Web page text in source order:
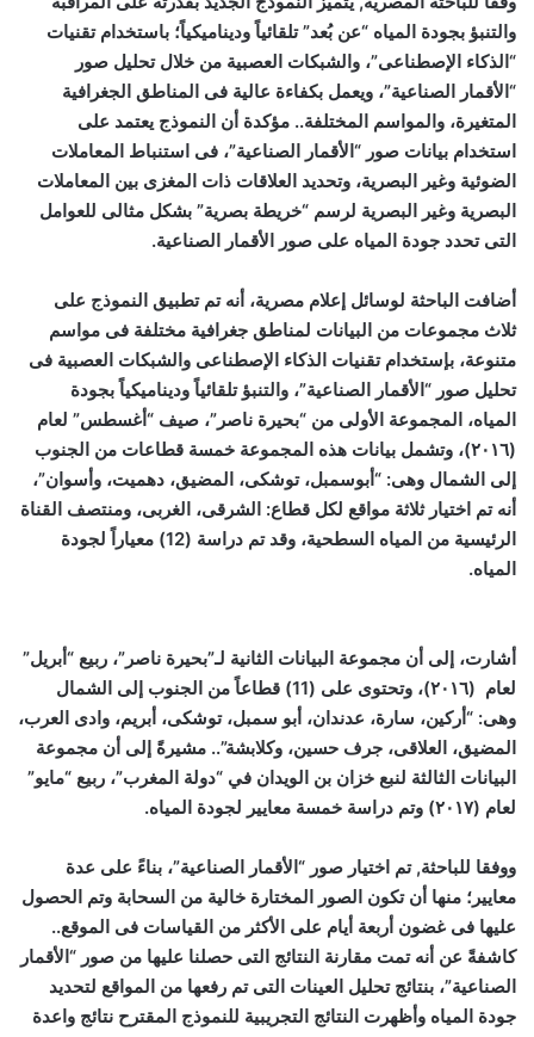
والتنبؤ بجودة المياه “عن بُعد” تلقائياً وديناميكياً؛ باستخدام تقنيات
“الذكاء الإصطناعى”، والشبكات العصبية من خلال تحليل صور
“الأقمار الصناعية”، ويعمل بكفاءة عالية فى المناطق الجغرافية
المتغيرة، والمواسم المختلفة.. مؤكدة أن النموذج يعتمد على
استخدام بيانات صور “الأقمار الصناعية”، فى استنباط المعاملات
الضوئية وغير البصرية، وتحديد العلاقات ذات المغزى بين المعاملات
البصرية وغير البصرية لرسم “خريطة بصرية” بشكل مثالى للعوامل
التى تحدد جودة المياه على صور الأقمار الصناعية.
أضافت الباحثة لوسائل إعلام مصرية، أنه تم تطبيق النموذج على
ثلاث مجموعات من البيانات لمناطق جغرافية مختلفة فى مواسم
متنوعة، بإستخدام تقنيات الذكاء الإصطناعى والشبكات العصبية فى
تحليل صور “الأقمار الصناعية”، والتنبؤ تلقائياً وديناميكياً بجودة
المياه، المجموعة الأولى من “بحيرة ناصر”، صيف “أغسطس” لعام
(٢٠١٦)، وتشمل بيانات هذه المجموعة خمسة قطاعات من الجنوب
إلى الشمال وهى: “أبوسمبل، توشكى، المضيق، دهميت، وأسوان”،
أنه تم اختيار ثلاثة مواقع لكل قطاع: الشرقى، الغربى، ومنتصف القناة
الرئيسية من المياه السطحية، وقد تم دراسة (12) معياراً لجودة
المياه.
أشارت، إلى أن مجموعة البيانات الثانية لـ”بحيرة ناصر”، ربيع “أبريل”
لعام (٢٠١٦)، وتحتوى على (11) قطاعاً من الجنوب إلى الشمال
وهى: “أركين، سارة، عدندان، أبو سمبل، توشكى، أبريم، وادى العرب،
المضيق، العلاقى، جرف حسين، وكلابشة”.. مشيرةً إلى أن مجموعة
البيانات الثالثة لنبع خزان بن الويدان في “دولة المغرب”، ربيع “مايو”
لعام (٢٠١٧) وتم دراسة خمسة معايير لجودة المياه.
ووفقا للباحثة, تم اختيار صور “الأقمار الصناعية”، بناءً على عدة
معايير؛ منها أن تكون الصور المختارة خالية من السحابة وتم الحصول
عليها فى غضون أربعة أيام على الأكثر من القياسات فى الموقع..
كاشفةً عن أنه تمت مقارنة النتائج التى حصلنا عليها من صور “الأقمار
الصناعية”، بنتائج تحليل العينات التى تم رفعها من المواقع لتحديد
جودة المياه وأظهرت النتائج التجريبية للنموذج المقترح نتائج واعدة